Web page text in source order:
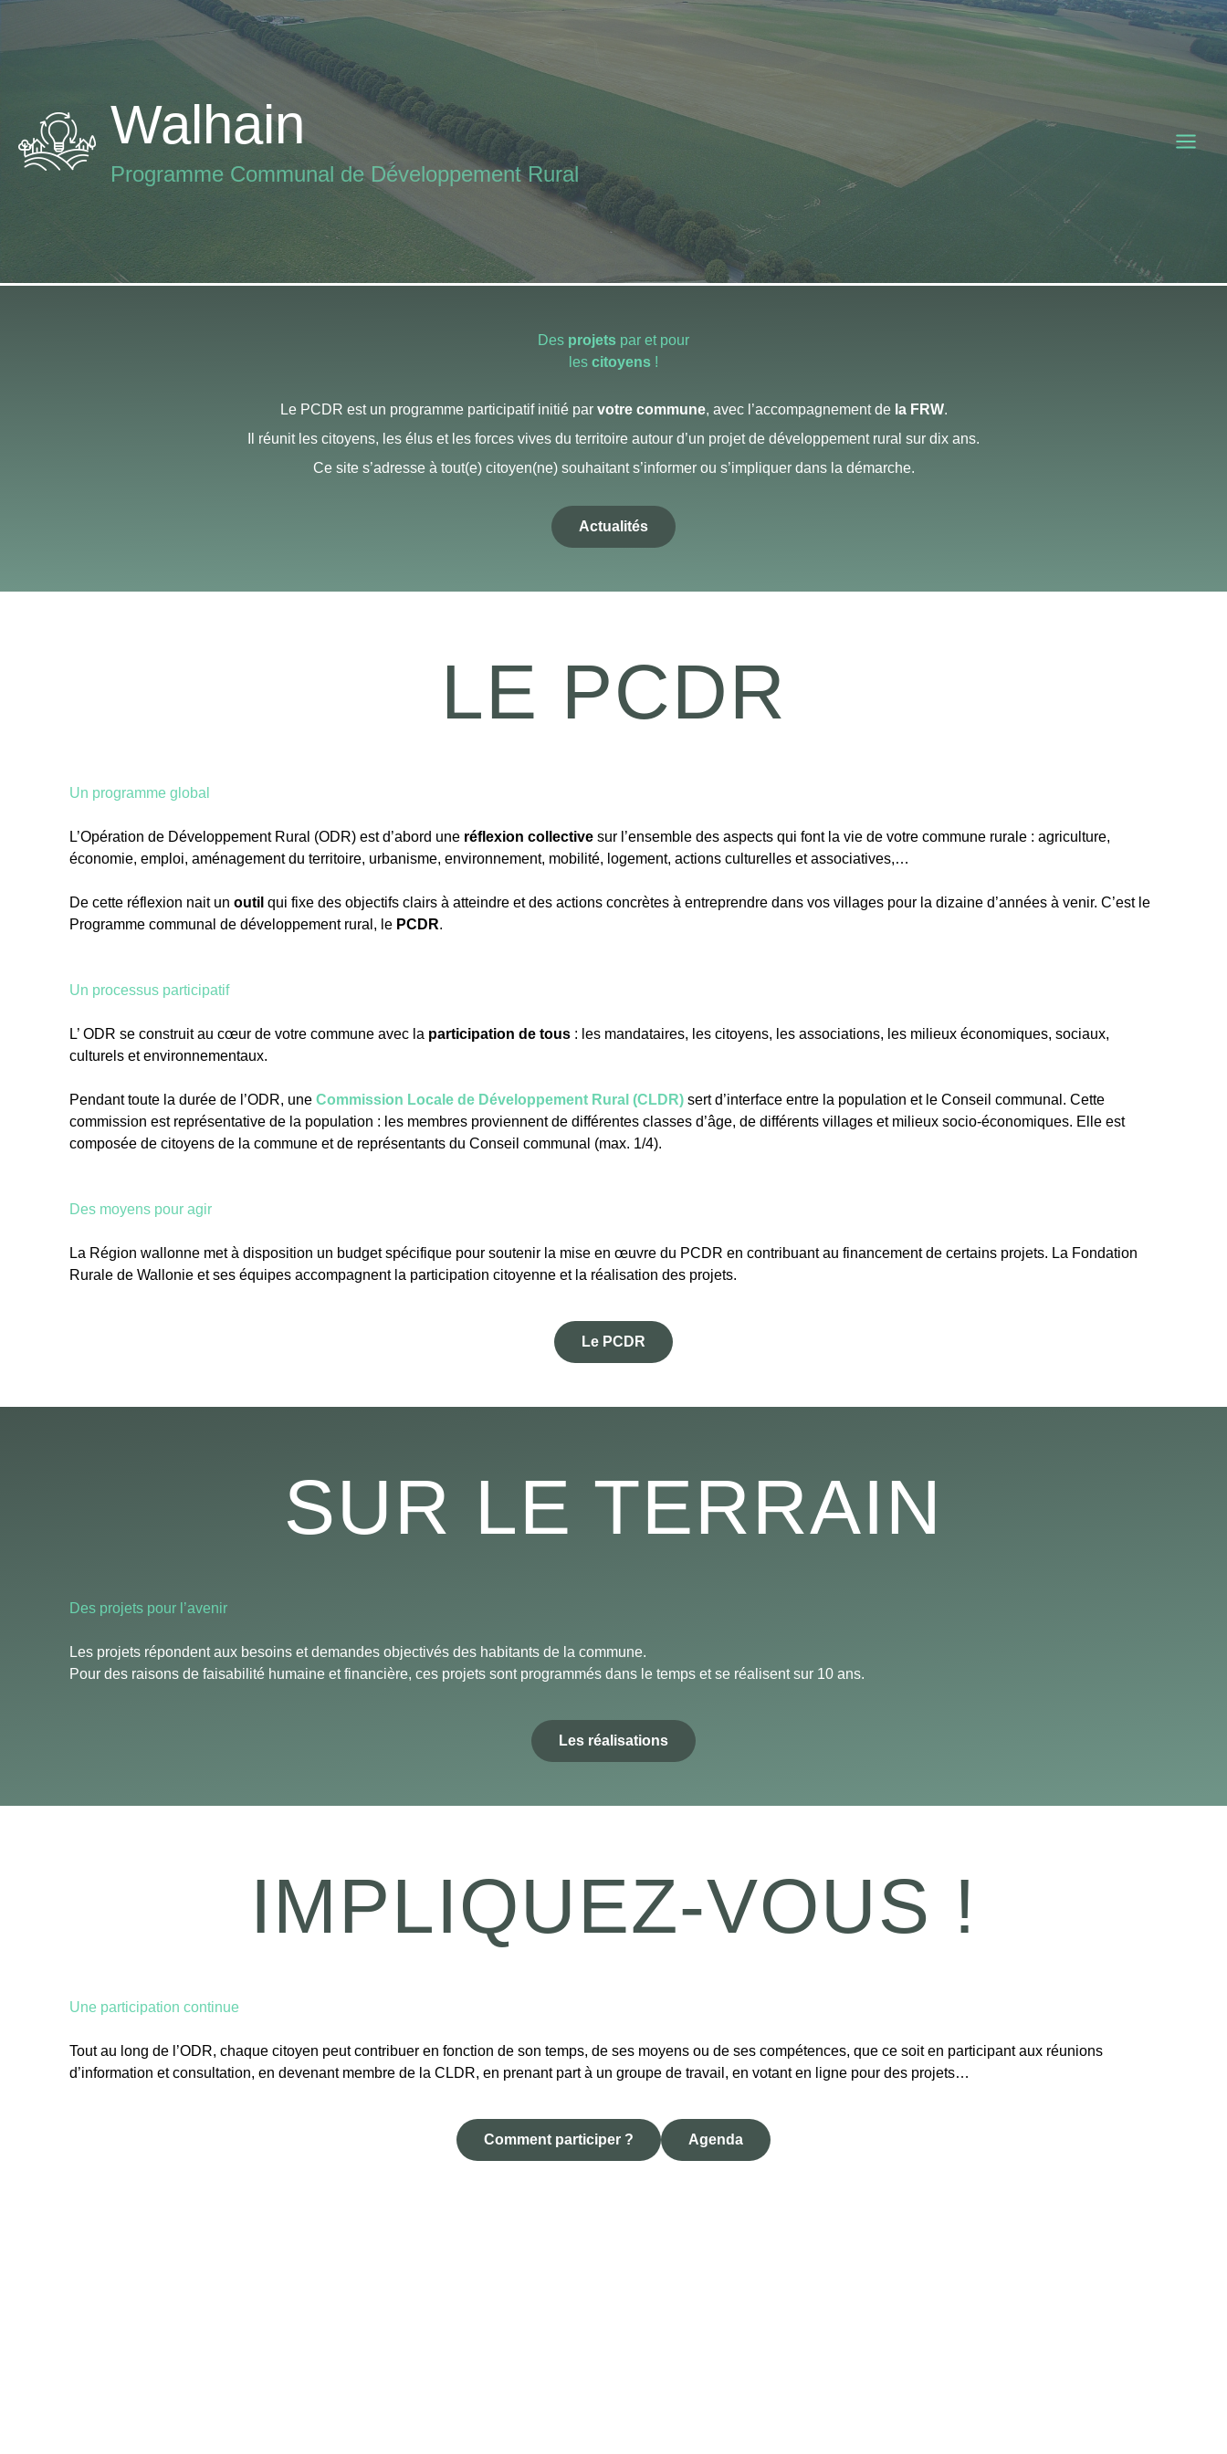
contenu
Walhain
Programme Communal de Développement Rural
Des projets par et pour
les citoyens !
Le PCDR est un programme participatif initié parvotre commune, avec l’accompagnement de la FRW.
Il réunit les citoyens, les élus et les forces vives du territoire autour d’un projet de développement rural sur dix ans.
Ce site s’adresse à tout(e) citoyen(ne) souhaitant s’informer ou s’impliquer dans la démarche.
Actualités
LE PCDR
Un programme global
L’Opération de Développement Rural (ODR) est d’abord une réflexion collective sur l’ensemble des aspects qui font la vie de votre commune rurale : agriculture,
économie, emploi, aménagement du territoire, urbanisme, environnement, mobilité, logement, actions culturelles et associatives,…
De cette réflexion nait unoutilqui fixe des objectifs clairs à atteindre et des actions concrètes à entreprendre dans vos villages pour la dizaine d’années à venir. C’est le
Programme communal de développement rural, le PCDR.
Un processus participatif
L’ ODR se construit au cœur de votre commune avec la participation de tous : les mandataires, les citoyens, les associations, les milieux économiques, sociaux,
culturels et environnementaux.
Pendant toute la durée de l’ODR, uneCommission Locale de Développement Rural (CLDR) sert d’interface entre la population et le Conseil communal. Cette
commission est représentative de la population : les membres proviennent de différentes classes d’âge, de différents villages et milieux socio-économiques. Elle est
composée de citoyens de la commune et de représentants du Conseil communal (max. 1/4).
Des moyens pour agir
La Région wallonne met à disposition un budget spécifique pour soutenir la mise en œuvre du PCDR en contribuant au financement de certains projets. La Fondation
Rurale de Wallonie et ses équipes accompagnent la participation citoyenne et la réalisation des projets.
Le PCDR
SUR LE TERRAIN
Des projets pour l’avenir
Les projets répondent aux besoins et demandes objectivés des habitants de la commune.
Pour des raisons de faisabilité humaine et financière, ces projets sont programmés dans le temps et se réalisent sur 10 ans.
Les réalisations
IMPLIQUEZ-VOUS !
Une participation continue
Tout au long de l’ODR, chaque citoyen peut contribuer en fonction de son temps, de ses moyens ou de ses compétences, que ce soit en participant aux réunions
d’information et consultation, en devenant membre de la CLDR, en prenant part à un groupe de travail, en votant en ligne pour des projets…
Comment participer ? Agenda